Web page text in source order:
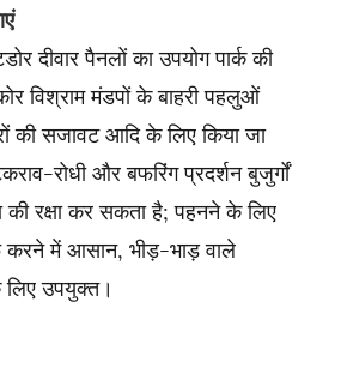
दीवार पैनलों का उपयोग पार्क की
विश्राम मंडपों के बाहरी पहलुओं
की सजावट आदि के लिए किया जा
रोधी और बफरिंग प्रदर्शन बुजुर्गों
की रक्षा कर सकता है; पहनने के लिए
करने में आसान, भीड़-भाड़ वाले
लिए उपयुक्त।